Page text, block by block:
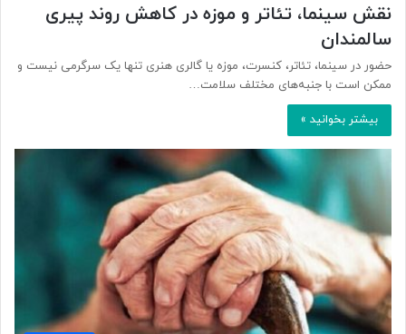
نقش سینما، تئاتر و موزه در کاهش روند پیری
سالمندان
حضور در سینما، تئاتر، کنسرت، موزه یا گالری هنری تنها یک سرگرمی نیست و
ممکن است با جنبه‌های مختلف سلامت…
بیشتر بخوانید »